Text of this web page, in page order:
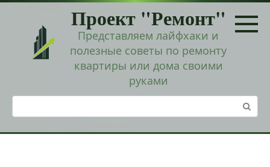
Перейти
Проект "Ремонт"
Представляем лайфхаки и
полезные советы по ремонту
квартиры или дома своими
руками
Поиск: